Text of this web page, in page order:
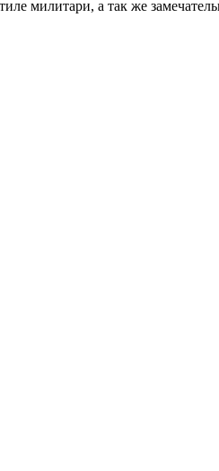
милитари, а так же